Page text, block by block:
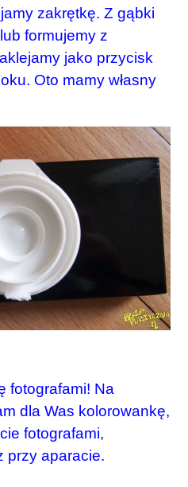
zakrętkę. Z gąbki
formujemy z
jako przycisk
Oto mamy własny
fotografami! Na
dla Was kolorowankę,
fotografami,
przy aparacie.